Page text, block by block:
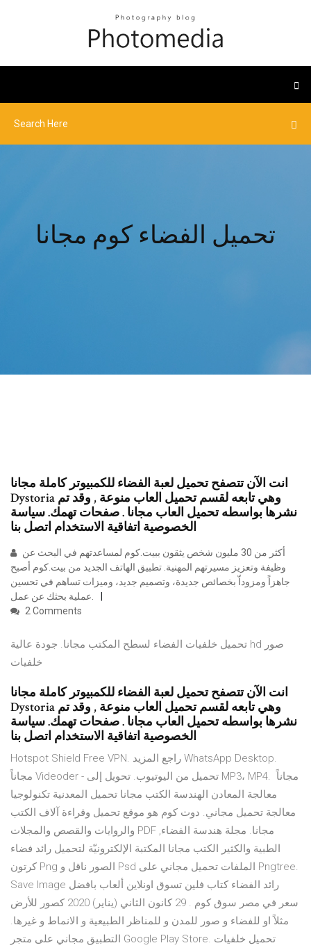
تحميل الفضاء كوم مجانا
انت الآن تتصفح تحميل لعبة الفضاء للكمبيوتر كاملة مجانا
Dystoria وهي تابعه لقسم تحميل العاب منوعة , وقد تم
نشرها بواسطه تحميل العاب مجانا . صفحات تهمك. سياسة
الخصوصية اتفاقية الاستخدام اتصل بنا
وظيفة وتعزيز مسيرتهم المهنية. تطبيق الهاتف الجديد من بيت.كوم أصبح
جاهزاً ومزوداّ بخصائص جديدة، وتصميم جديد، وميزات تساهم في تحسين
عملية بحثك عن عمل.
2 Comments
تحميل خلفيات الفضاء لسطح المكتب مجانا. جودة عالية hd صور
خلفيات
انت الآن تتصفح تحميل لعبة الفضاء للكمبيوتر كاملة مجانا
Dystoria وهي تابعه لقسم تحميل العاب منوعة , وقد تم
نشرها بواسطه تحميل العاب مجانا . صفحات تهمك. سياسة
الخصوصية اتفاقية الاستخدام اتصل بنا
Hotspot Shield Free VPN. راجع المزيد WhatsApp Desktop.
مجاناً Videoder - تحميل من اليوتيوب. تحويل إلى MP3، MP4. مجاناً
معالجة المعادن الهندسة الكتب مجانا تحميل المعدنية تكنولوجيا
معالجة تحميل مجاني. دوت كوم هو موقع تحميل وقراءة آلاف الكتب
والروايات والقصص والمجلات PDF مجانا. مجلة هندسة الفضاء,
الطبية والكثير الكتب مجانا المكتبة الإلكترونيّة لتحميل رائد فضاء
كرتون Png الصور ناقل و Psd الملفات تحميل مجاني على Pngtree.
Save Image رائد الفضاء كتاب فلين تسوق اونلاين ألعاب بافضل
سعر في مصر سوق كوم . 29 كانون الثاني (يناير) 2020 كصور للأرض
مثلاً او للفضاء و صور للمدن و للمناظر الطبيعية و الانماط و غيرها.
التطبيق مجاني على متجر Google Play Store. تحميل خلفيات